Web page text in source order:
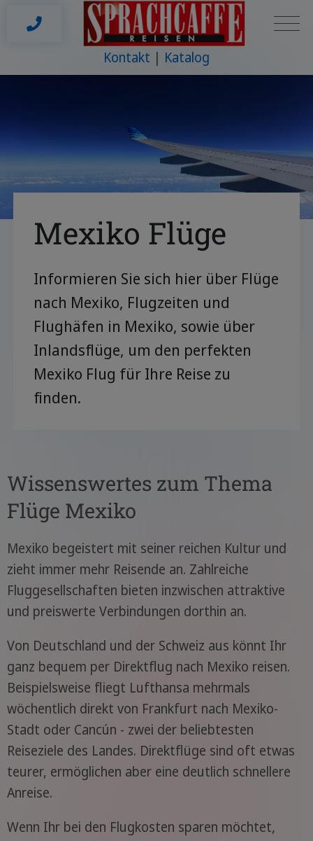
Kontakt Katalog
Mexiko Flüge
Informieren Sie sich hier über Flüge
nach Mexiko, Flugzeiten und
Flughäfen in Mexiko, sowie über
Inlandsflüge, um den perfekten
Mexiko Flug für Ihre Reise zu
finden.
Wissenswertes zum Thema
Flüge Mexiko
Mexiko begeistert mit seiner reichen Kultur und
zieht immer mehr Reisende an. Zahlreiche
Fluggesellschaften bieten inzwischen attraktive
und preiswerte Verbindungen dorthin an.
Von Deutschland und der Schweiz aus könnt Ihr
ganz bequem per Direktflug nach Mexiko reisen.
Beispielsweise fliegt Lufthansa mehrmals
wöchentlich direkt von Frankfurt nach Mexiko-
Stadt oder Cancún - zwei der beliebtesten
Reiseziele des Landes. Direktflüge sind oft etwas
teurer, ermöglichen aber eine deutlich schnellere
Anreise.
Wenn Ihr bei den Flugkosten sparen möchtet,